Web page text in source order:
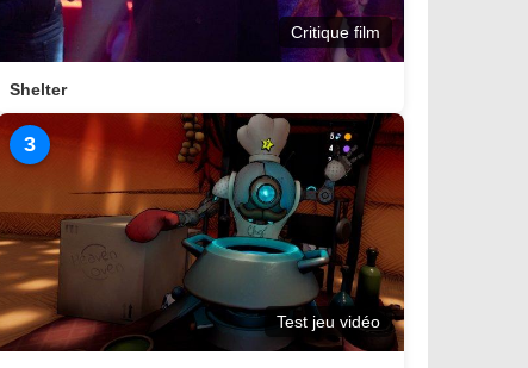
Critique film
Shelter
3
Test jeu vidéo